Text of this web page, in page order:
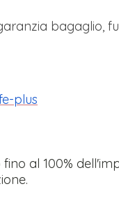
bagaglio,
plus
al 100%